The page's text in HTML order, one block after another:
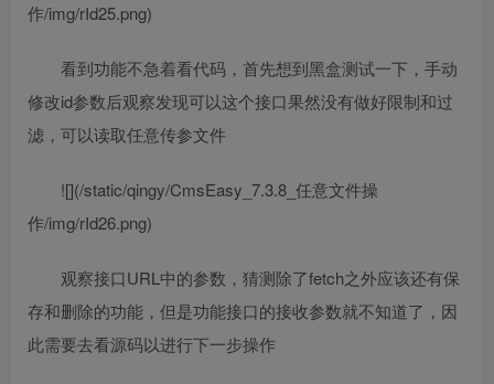
作/img/rId25.png)
看到功能不急着看代码，首先想到黑盒测试一下，手动
修改id参数后观察发现可以这个接口果然没有做好限制和过
滤，可以读取任意传参文件
![](/static/qingy/CmsEasy_7.3.8_任意文件操
作/img/rId26.png)
观察接口URL中的参数，猜测除了fetch之外应该还有保
存和删除的功能，但是功能接口的接收参数就不知道了，因
此需要去看源码以进行下一步操作